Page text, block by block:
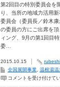
い
シ
ョ
ッ
プ
OPEN
は
第2回目の特別委員会を
り、当所の地域力活用
委員会（委員長／鈴木
の委員の方にご出席を
ィング、9月の第1回目
委…
2015.10.15
全国展開事業, 温根湯温
地
コメントを受け付けて